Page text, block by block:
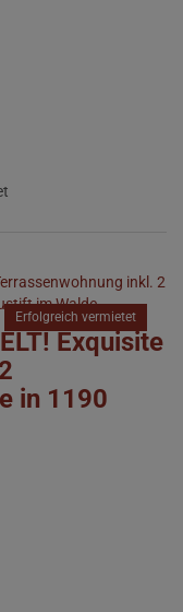
Erfolgreich vermietet
Exquisite
in 1190